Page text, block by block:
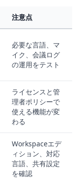
注意点
必要な言語、マ
イク、会議ログ
の運用をテスト
ライセンスと管
理者ポリシーで
使える機能が変
わる
Workspaceエデ
ィション、対応
言語、共有設定
を確認